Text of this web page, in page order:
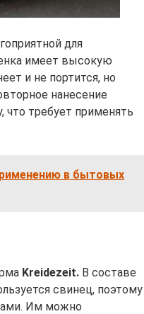
для
имеет высокую
и не портится, но
нанесение
что требует применять
в бытовых
Kreidezeit. В составе
свинец, поэтому
Им можно